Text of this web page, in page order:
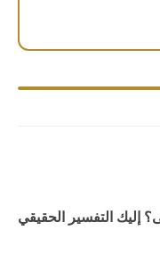
إليك التفسير الحقيقي